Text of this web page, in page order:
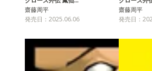
齋藤周平
発売日：2025.06.06
齋藤周平
発売日：